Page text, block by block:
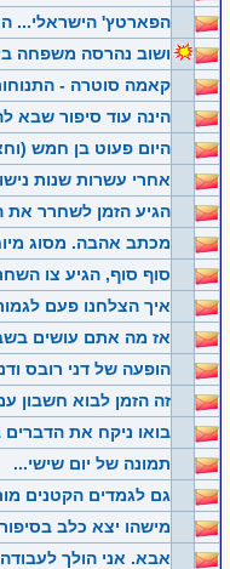
הפארטץ' הישראלי...
ושוב נהרסה משפחה
קאמה סוטרה -
הינה עוד סיפור שבא
היום פעוט בן חמש
אחרי עשרות שנות
הגיע הזמן לשחרר את
מכתב אהבה. מסוג
סוף סוף, הגיע צו
איך הצלחנו פעם לגמור
אז מה אתם עושים
הופעה של דני רובס
זה הזמן לבוא חשבון
בואו ניקח את
תמונה של יום שישי...
גם לגמדים הקטנים
מישהו יצא כלב
אבא. אני הולך